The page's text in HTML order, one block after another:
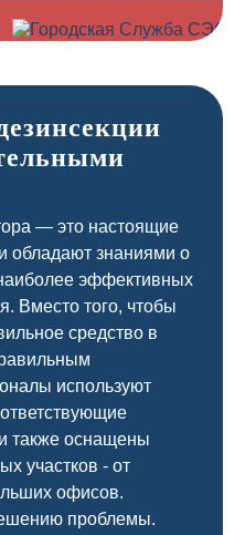
— это настоящие
обладают знаниями о
эффективных
Вместо того, чтобы
средство в
используют
также оснащены
участков - от
офисов.
проблемы.